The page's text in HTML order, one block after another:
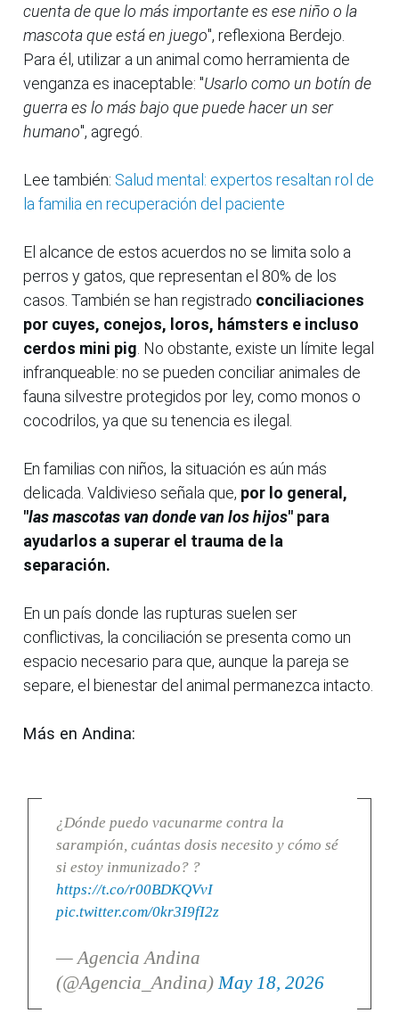
cuenta de que lo más importante es ese niño o la
mascota que está en juego", reflexiona Berdejo.
Para él, utilizar a un animal como herramienta de
venganza es inaceptable: "Usarlo como un botín de
guerra es lo más bajo que puede hacer un ser
humano", agregó.
Lee también: Salud mental: expertos resaltan rol de
la familia en recuperación del paciente
El alcance de estos acuerdos no se limita solo a
perros y gatos, que representan el 80% de los
casos. También se han registrado conciliaciones
por cuyes, conejos, loros, hámsters e incluso
cerdos mini pig . No obstante, existe un límite legal
infranqueable: no se pueden conciliar animales de
fauna silvestre protegidos por ley, como monos o
cocodrilos, ya que su tenencia es ilegal.
En familias con niños, la situación es aún más
delicada. Valdivieso señala que, por lo general,
"las mascotas van donde van los hijos" para
ayudarlos a superar el trauma de la
separación.
En un país donde las rupturas suelen ser
conflictivas, la conciliación se presenta como un
espacio necesario para que, aunque la pareja se
separe, el bienestar del animal permanezca intacto.
Más en Andina:
¿Dónde puedo vacunarme contra la
sarampión, cuántas dosis necesito y cómo sé
si estoy inmunizado? ?
https://t.co/r00BDKQVvI
pic.twitter.com/0kr3I9fI2z
— Agencia Andina
(@Agencia_Andina)May 18, 2026